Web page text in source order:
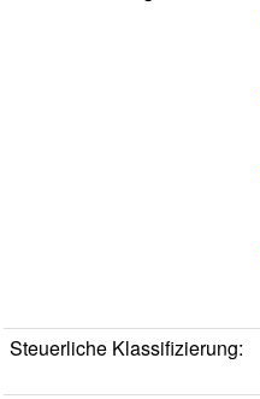
Steuerliche Klassifizierung: